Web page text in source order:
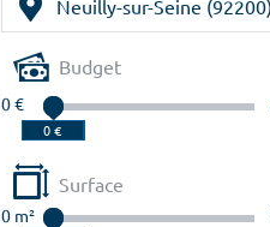
Budget
0 €
Surface
0 m²